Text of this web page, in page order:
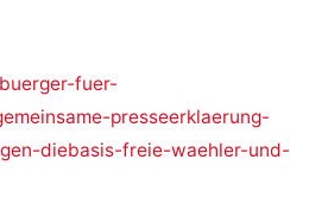
fuer-
presseerklaerung-
diebasis-freie-waehler-und-